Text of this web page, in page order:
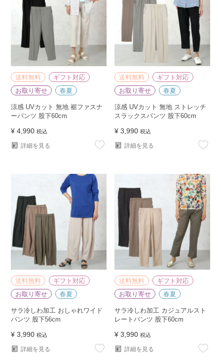
送料無料
ギフト対応
お取り寄せ
春夏
涼感 UVカット 無地 裾ファスナ
ーパンツ 股下60cm
¥ 4,990 税込
詳細を見る
送料無料
ギフト対応
お取り寄せ
春夏
涼感 UVカット 無地 ストレッチ
スラックスパンツ 股下60cm
¥ 3,990 税込
詳細を見る
送料無料
ギフト対応
お取り寄せ
春夏
サラ冷しわ加工 おしゃれワイド
パンツ 股下56cm
¥ 3,990 税込
詳細を見る
送料無料
ギフト対応
お取り寄せ
春夏
サラ冷しわ加工 カジュアルスト
レートパンツ 股下60cm
¥ 3,990 税込
詳細を見る